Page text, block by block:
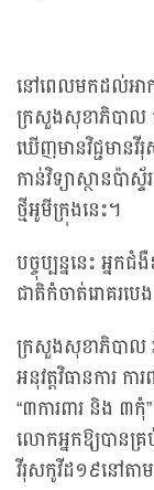
នៅពេលមកដល់អាកា
ក្រសួងសុខាភិបាល
ឃើញមានវិជ្ជមាន
កាន់វិទ្យាស្ថានប៉ាស្
ថ្មីអូមីក្រុងនេះ។
បច្ចុប្បន្ននេះ អ្ន
ជាតិកំចាត់រោគរប
ក្រសួងសុខាភិបាល អំ
អនុវត្តវិធានការ ក
“៣ការពារ និង ៣
លោកអ្នកឱ្យបានគ្រប់
វីរុសកូវីដ១៩នៅ